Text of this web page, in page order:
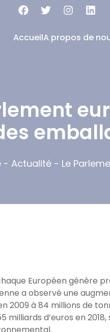
AccueilA propos de
- Actualité- Le
Européen génère
a observé une
2009 à 84 millions de
milliards d’euros en